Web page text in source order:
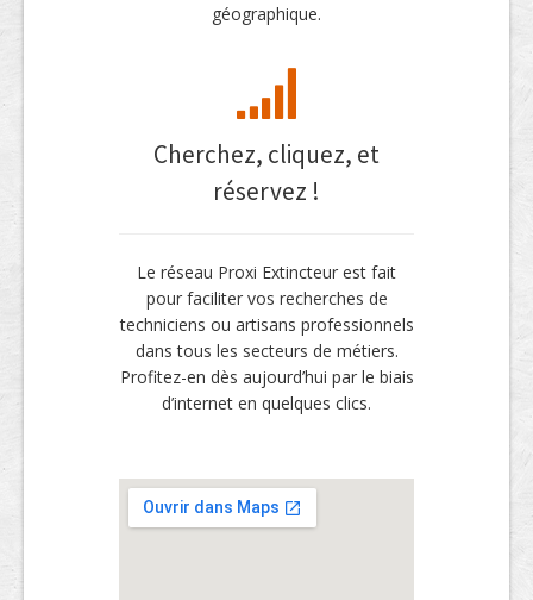
géographique.
Cherchez, cliquez, et
réservez !
Le réseau Proxi Extincteur est fait
pour faciliter vos recherches de
techniciens ou artisans professionnels
dans tous les secteurs de métiers.
Profitez-en dès aujourd’hui par le biais
d’internet en quelques clics.